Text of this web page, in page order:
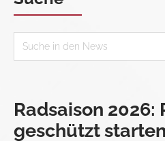
Radsaison 2026:
geschützt starten